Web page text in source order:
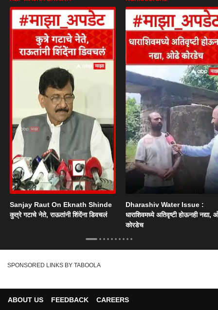
Sanjay Raut On Eknath Shinde
कुत्रे गटाचे नेते, राऊतांनी शिंदेंना डिवचलं
Dharashiv Water Issue :
धाराशिवमध्ये अतिवृष्टी होऊनही नद्या,
कोरडेच
SPONSORED LINKS BY TABOOLA
ABOUT US FEEDBACK CAREERS